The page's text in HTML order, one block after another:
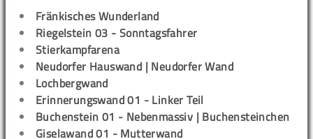
Fränkisches Wunderland
Riegelstein 03 - Sonntagsfahrer
Stierkampfarena
Neudorfer Hauswand | Neudorfer Wand
Lochbergwand
Erinnerungswand 01 - Linker Teil
Buchenstein 01 - Nebenmassiv | Buchensteinchen
Giselawand 01 - Mutterwand